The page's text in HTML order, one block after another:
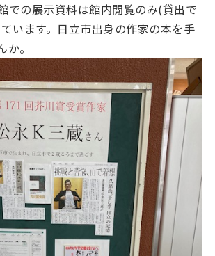
での展示資料は館内閲覧のみ(貸出で
います。日立市出身の作家の本を手
。